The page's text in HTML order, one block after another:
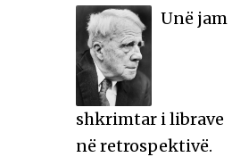
Unë jam
shkrimtar i librave
në retrospektivë.